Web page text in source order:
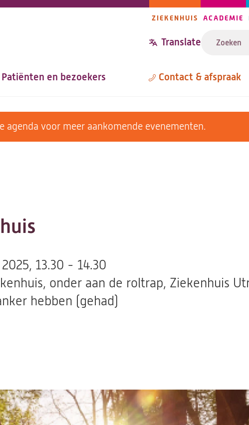
navigatie
ZIEKENHUIS ACADEMIE
Translate
Patiënten en bezoekers Contact & afspraak
agenda voor meer aankomende evenementen.
13.30 - 14.30
onder aan de roltrap, Ziekenhuis
hebben (gehad)